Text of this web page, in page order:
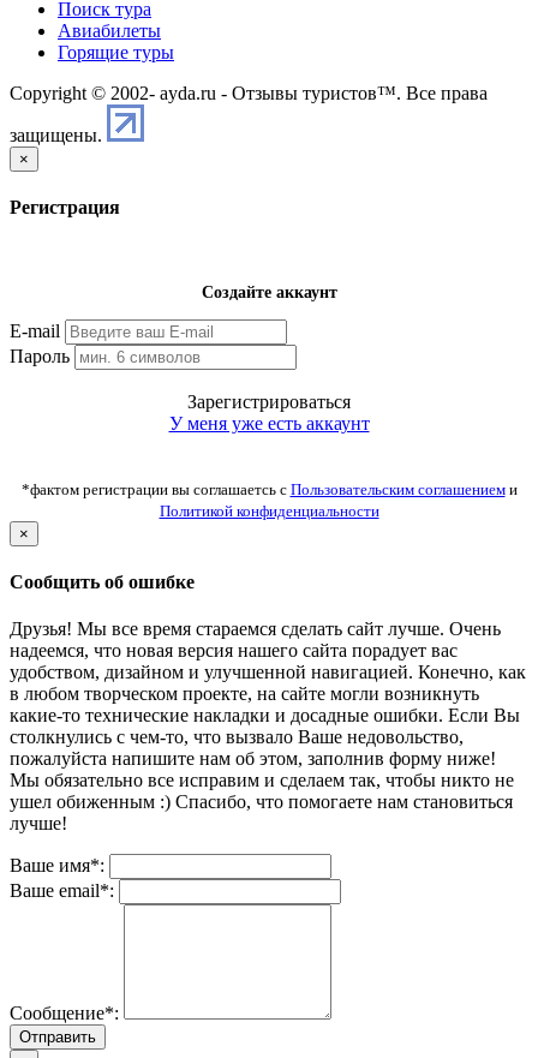
Поиск тура
Авиабилеты
Горящие туры
Copyright © 2002- ayda.ru - Отзывы туристов™. Все права
защищены.
×
Регистрация
Создайте аккаунт
E-mail
Пароль
Зарегистрироваться
У меня уже есть аккаунт
*фактом регистрации вы соглашаетсь с Пользовательским соглашениеми
Политикой конфиденциальности
×
Сообщить об ошибке
Друзья! Мы все время стараемся сделать сайт лучше. Очень
надеемся, что новая версия нашего сайта порадует вас
удобством, дизайном и улучшенной навигацией. Конечно, как
в любом творческом проекте, на сайте могли возникнуть
какие-то технические накладки и досадные ошибки. Если Вы
столкнулись с чем-то, что вызвало Ваше недовольство,
пожалуйста напишите нам об этом, заполнив форму ниже!
Мы обязательно все исправим и сделаем так, чтобы никто не
ушел обиженным :) Спасибо, что помогаете нам становиться
лучше!
Ваше имя*:
Ваше email*:
Сообщение*:
Отправить